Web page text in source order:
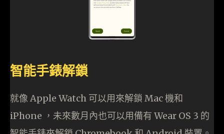
智能手錶解鎖
就像 Apple Watch 可以用來解鎖 Mac 機和
iPhone ，未來數月內也可以用備有 Wear OS 3 的